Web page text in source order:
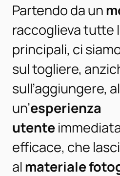
Partendo da un
raccoglieva tutte
principali, ci
sul togliere,
sull’aggiungere,
un’esperienza
utente
efficace, che
almateriale